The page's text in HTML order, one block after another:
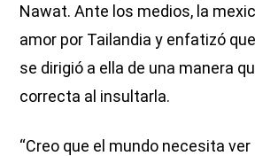
Nawat. Ante los medios, la
amor por Tailandia y enfatizó
se dirigió a ella de una manera
correcta al insultarla.
“Creo que el mundo necesita ver